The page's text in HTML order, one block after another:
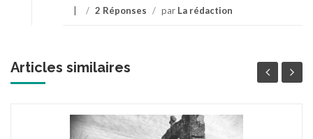
/ 2 Réponses / par La rédaction
Articles similaires